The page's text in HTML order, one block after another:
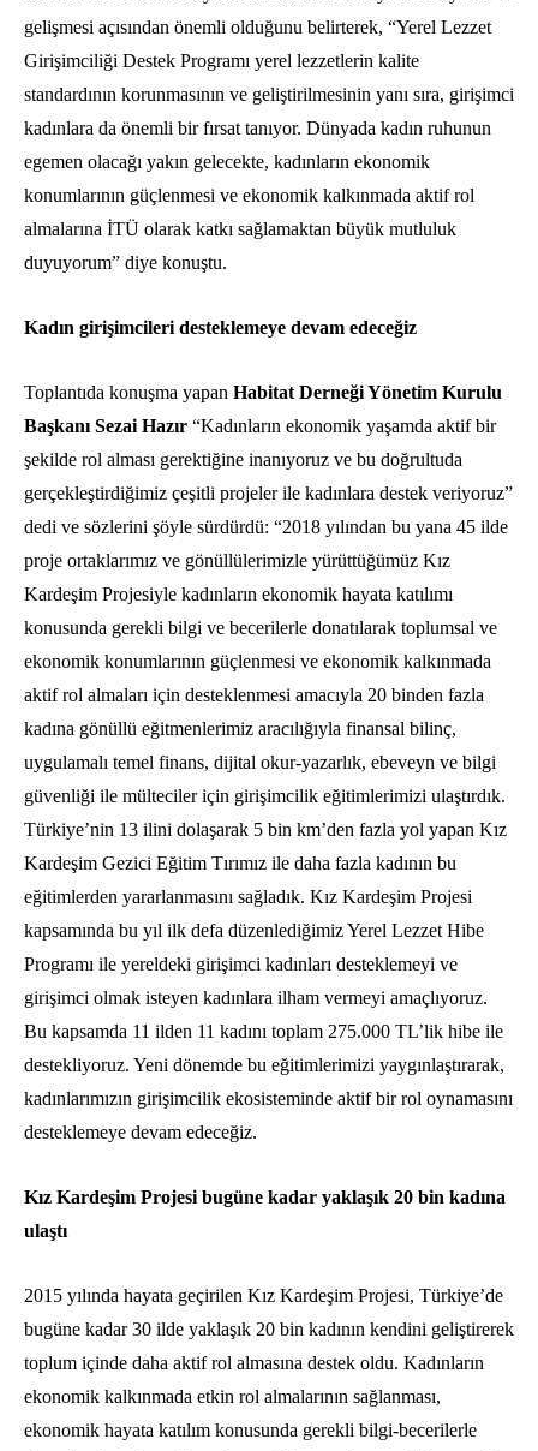
gelişmesi açısından önemli olduğunu belirterek, “Yerel Lezzet
Girişimciliği Destek Programı yerel lezzetlerin kalite
standardının korunmasının ve geliştirilmesinin yanı sıra, girişimci
kadınlara da önemli bir fırsat tanıyor. Dünyada kadın ruhunun
egemen olacağı yakın gelecekte, kadınların ekonomik
konumlarının güçlenmesi ve ekonomik kalkınmada aktif rol
almalarına İTÜ olarak katkı sağlamaktan büyük mutluluk
duyuyorum” diye konuştu.
Kadın girişimcileri desteklemeye devam edeceğiz
Toplantıda konuşma yapan Habitat Derneği Yönetim Kurulu
Başkanı Sezai Hazır “Kadınların ekonomik yaşamda aktif bir
şekilde rol alması gerektiğine inanıyoruz ve bu doğrultuda
gerçekleştirdiğimiz çeşitli projeler ile kadınlara destek veriyoruz”
dedi ve sözlerini şöyle sürdürdü: “2018 yılından bu yana 45 ilde
proje ortaklarımız ve gönüllülerimizle yürüttüğümüz Kız
Kardeşim Projesiyle kadınların ekonomik hayata katılımı
konusunda gerekli bilgi ve becerilerle donatılarak toplumsal ve
ekonomik konumlarının güçlenmesi ve ekonomik kalkınmada
aktif rol almaları için desteklenmesi amacıyla 20 binden fazla
kadına gönüllü eğitmenlerimiz aracılığıyla finansal bilinç,
uygulamalı temel finans, dijital okur-yazarlık, ebeveyn ve bilgi
güvenliği ile mülteciler için girişimcilik eğitimlerimizi ulaştırdık.
Türkiye’nin 13 ilini dolaşarak 5 bin km’den fazla yol yapan Kız
Kardeşim Gezici Eğitim Tırımız ile daha fazla kadının bu
eğitimlerden yararlanmasını sağladık. Kız Kardeşim Projesi
kapsamında bu yıl ilk defa düzenlediğimiz Yerel Lezzet Hibe
Programı ile yereldeki girişimci kadınları desteklemeyi ve
girişimci olmak isteyen kadınlara ilham vermeyi amaçlıyoruz.
Bu kapsamda 11 ilden 11 kadını toplam 275.000 TL’lik hibe ile
destekliyoruz. Yeni dönemde bu eğitimlerimizi yaygınlaştırarak,
kadınlarımızın girişimcilik ekosisteminde aktif bir rol oynamasını
desteklemeye devam edeceğiz.
Kız Kardeşim Projesi bugüne kadar yaklaşık 20 bin kadına
ulaştı
2015 yılında hayata geçirilen Kız Kardeşim Projesi, Türkiye’de
bugüne kadar 30 ilde yaklaşık 20 bin kadının kendini geliştirerek
toplum içinde daha aktif rol almasına destek oldu. Kadınların
ekonomik kalkınmada etkin rol almalarının sağlanması,
ekonomik hayata katılım konusunda gerekli bilgi-becerilerle